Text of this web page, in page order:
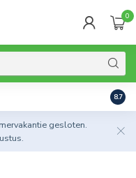
0
8.7
gesloten.